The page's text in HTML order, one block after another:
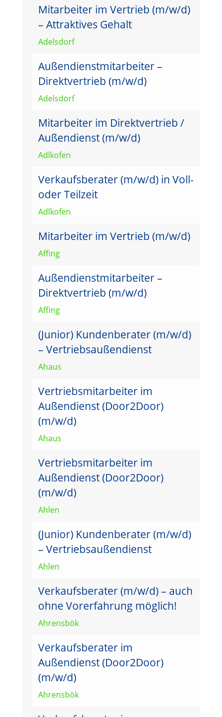
Mitarbeiter im Vertrieb (m/w/d)
– Attraktives Gehalt
Adelsdorf
Außendienstmitarbeiter –
Direktvertrieb (m/w/d)
Adelsdorf
Mitarbeiter im Direktvertrieb /
Außendienst (m/w/d)
Adlkofen
Verkaufsberater (m/w/d) in Voll-
oder Teilzeit
Adlkofen
Mitarbeiter im Vertrieb (m/w/d)
Affing
Außendienstmitarbeiter –
Direktvertrieb (m/w/d)
Affing
(Junior) Kundenberater (m/w/d)
– Vertriebsaußendienst
Ahaus
Vertriebsmitarbeiter im
Außendienst (Door2Door)
(m/w/d)
Ahaus
Vertriebsmitarbeiter im
Außendienst (Door2Door)
(m/w/d)
Ahlen
(Junior) Kundenberater (m/w/d)
– Vertriebsaußendienst
Ahlen
Verkaufsberater (m/w/d) – auch
ohne Vorerfahrung möglich!
Ahrensbök
Verkaufsberater im
Außendienst (Door2Door)
(m/w/d)
Ahrensbök